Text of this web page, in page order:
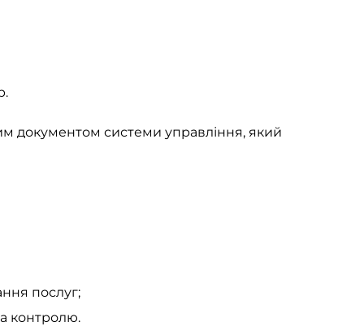
документом системи управління, який
послуг;
контролю.